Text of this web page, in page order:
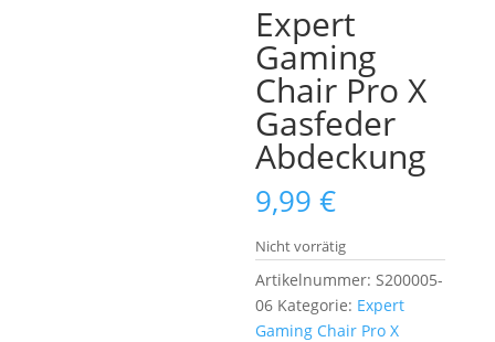
Expert
Gaming
Chair Pro X
Gasfeder
Abdeckung
9,99€
Nicht vorrätig
Artikelnummer:S200005-
06 Kategorie: Expert
Gaming Chair Pro X